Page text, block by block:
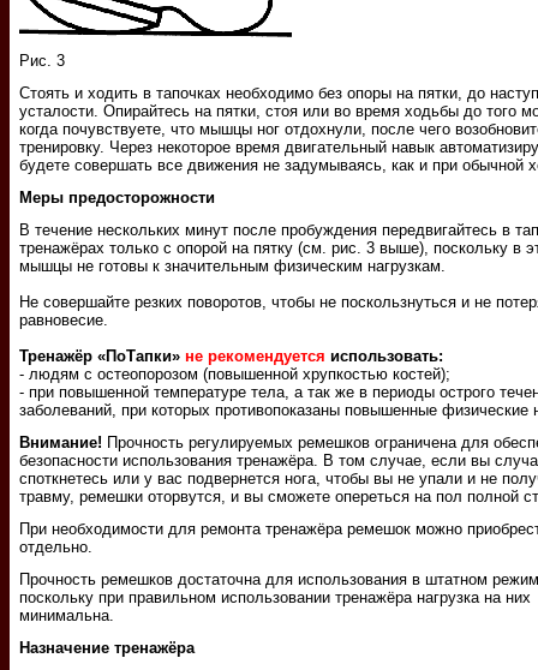
Рис. 3
Стоять и ходить в тапочках необходимо без опоры на пятки, до
усталости. Опирайтесь на пятки, стоя или во время ходьбы до того
когда почувствуете, что мышцы ног отдохнули, после чего
тренировку. Через некоторое время двигательный навык
будете совершать все движения не задумываясь, как и при обычной
Меры предосторожности
В течение нескольких минут после пробуждения передвигайтесь в
тренажёрах только с опорой на пятку (см. рис. 3 выше), поскольку в
мышцы не готовы к значительным физическим нагрузкам.
Не совершайте резких поворотов, чтобы не поскользнуться и не
равновесие.
Тренажёр «ПоТапки» не рекомендуется использовать:
- людям с остеопорозом (повышенной хрупкостью костей);
- при повышенной температуре тела, а так же в периоды острого
заболеваний, при которых противопоказаны повышенные физические
Внимание! Прочность регулируемых ремешков ограничена для
безопасности использования тренажёра. В том случае, если вы
споткнетесь или у вас подвернется нога, чтобы вы не упали и не
травму, ремешки оторвутся, и вы сможете опереться на пол полной
При необходимости для ремонта тренажёра ремешок можно
отдельно.
Прочность ремешков достаточна для использования в штатном
поскольку при правильном использовании тренажёра нагрузка на них
минимальна.
Назначение тренажёра